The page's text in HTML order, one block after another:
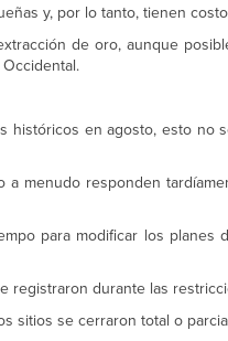
y, por lo tanto, tienen
de oro, aunque
históricos en agosto, esto no
menudo responden
para modificar los
durante las
sitios se cerraron total o